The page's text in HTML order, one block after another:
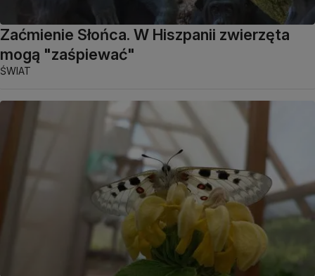
Zaćmienie Słońca. W Hiszpanii zwierzęta
mogą "zaśpiewać"
ŚWIAT